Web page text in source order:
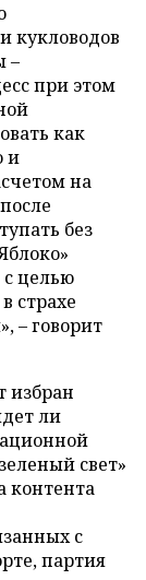
кукловодов
–
при этом
как
и
на
без
целью
страхе
– говорит
избран
ли
свет»
контента
с
партия